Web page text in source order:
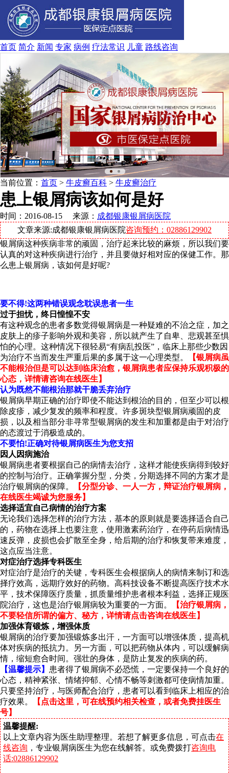
首页 简介 新闻 专家 病例 疗法常识 儿童 路线咨询
当前位置： 首页 > 牛皮癣百科 > 牛皮癣治疗
患上银屑病该如何是好
时间：2016-08-15 来源： 成都银康银屑病医院
文章来源:成都银康银屑病医院咨询预约：02886129902
银屑病这种疾病非常的顽固，治疗起来比较的麻烦，所以我们要
认真的对这种疾病进行治疗，并且要做好相对应的保健工作。那
么患上银屑病，该如何是好呢?
要不得!这两种错误观念耽误患者一生
过于担忧，终日惶惶不安
有这种观念的患者多数觉得银屑病是一种疑难的不治之症，加之
皮肤上的疹子影响外观和美容，所以就产生了自卑、悲观甚至惧
怕的心理。这种情况下很轻易“有病乱投医”，临床上那些少数因
为治疗不当而发生严重后果的多属于这一心理类型。
【银屑病虽
不能根治但是可以达到临床治愈，银屑病患者应保持乐观积极的
心态，详情请咨询在线医生】
认为既然不能根治那就干脆丢弃治疗
银屑病早期正确的治疗即使不能达到根治的目的，但至少可以根
除皮疹，减少复发的频率和程度。许多斑块型银屑病顽固的皮
损，以及相当部分非寻常型银屑病的发生和加重都是由于对治疗
的态渡过于消极造成的。
不要怕!正确对待银屑病医生为您支招
因人因病施治
银屑病患者要根据自己的病情去治疗，这样才能使疾病得到较好
的控制与治疗。正确掌握分型，分类，分期选择不同的方案才是
治疗银屑病的保障。
【分型分诊、一人一方，辩证治疗银屑病，
在线医生竭诚为您服务】
选择适宜自己病情的治疗方案
无论我们选择怎样的治疗方法，基本的原则就是要选择适合自己
的，药物在选择上也要注意，使用激素药治疗，在停药后病情迅
速反弹，皮损也会扩散至全身，给后期的治疗和恢复带来难度，
这点应当注意。
对症治疗选择专科医生
对症治疗是治疗的关键，专科医生会根据病人的病情来制订和选
择疗效高，远期疗效好的药物。高科技设备不断提高医疗技术水
平，技术保障医疗质量，抓质量维护患者根本利益，选择正规医
院治疗，这也是治疗银屑病较为重要的一方面。
【治疗银屑病，
不要轻信所谓的偏方、秘方，详情请点击咨询在线医生】
加强体育锻炼，增强体质
银屑病的治疗要加强锻炼多出汗，一方面可以增强体质，提高机
体对疾病的抵抗力。另一方面，可以把药物从体内，可以缓解病
情，缩短愈合时间。强壮的身体，是防止复发的疾病的药。
【温馨提示】 患者得了银屑病不必恐慌，一定要保持一个良好的
心态，精神紧张、情绪抑郁、心情不畅等刺激都可使病情加重。
只要坚持治疗，与医师配合治疗，患者可以看到临床上相应的治
疗效果。
【点击这里，可在线预约相关检查，或者免费挂医生
号】
温馨提醒:
以上文章内容为医生助理整理。若想了解更多信息，可点击在
线咨询 ，专业银屑病医生为您在线解答。或免费拨打咨询电
话:02886129902